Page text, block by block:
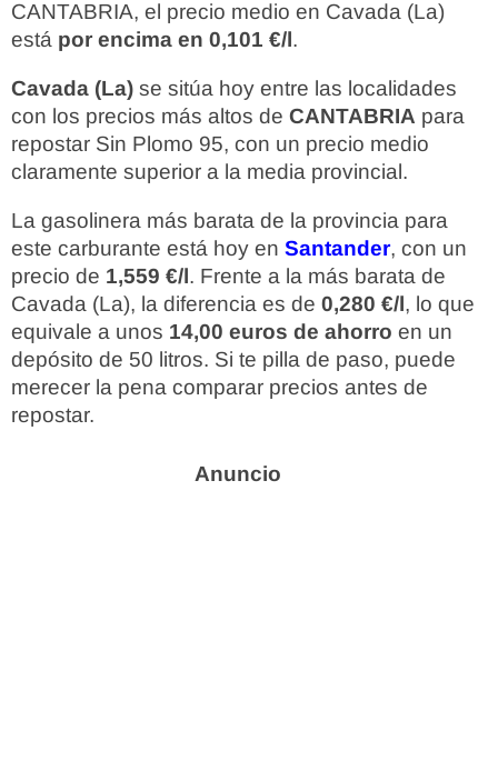
CANTABRIA, el precio medio en Cavada (La)
está por encima en 0,101 €/l.
Cavada (La) se sitúa hoy entre las localidades
con los precios más altos de CANTABRIA para
repostar Sin Plomo 95, con un precio medio
claramente superior a la media provincial.
La gasolinera más barata de la provincia para
este carburante está hoy en Santander, con un
precio de 1,559 €/l. Frente a la más barata de
Cavada (La), la diferencia es de 0,280 €/l, lo que
equivale a unos 14,00 euros de ahorro en un
depósito de 50 litros. Si te pilla de paso, puede
merecer la pena comparar precios antes de
repostar.